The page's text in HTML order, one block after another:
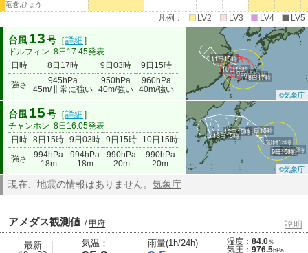
竜巻,ひょう
凡例： LV2 LV3 LV4 LV5
台風 13 号 ［詳細 ］
ドルフィン 8日17:45発表
日時
8日17時 9日03時 9日15時 10日15時 11日15時
強さ
945hPa
45m/非常に強い
950hPa
40m/強い
960hPa
40m/強い
985hPa
20m
990hPa
8日17時
9日03時
9日15時
10日15時
11日15時
©気象庁
台風 15 号 ［詳細 ］
チャンホン 8日16:05発表
日時 8日15時 9日03時 9日15時 10日15時 11日15時 12日15時 13日15時
強さ
994hPa
18m
994hPa
18m
990hPa
20m
990hPa
20m
990hPa
20m
18m
998hPa
8日15時
9日03時
9日15時
10日15時
11日15時
12日15時
13日15時
©気象庁
現在、地震の情報はありません。 気象庁
アメダス観測値 /甲府 説明
最新
気温： 雨量(1h/24h) 湿度： 84.0％
気圧： 976.5hPa